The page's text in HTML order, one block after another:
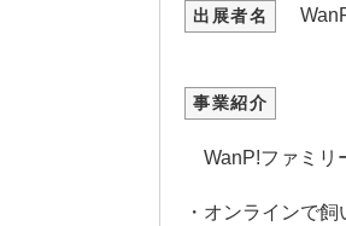
出展者名
事業紹介
WanP!ファミリ
・オンラインで